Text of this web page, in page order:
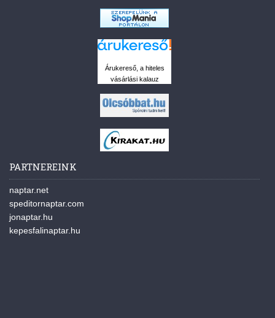
Árukereső, a hiteles
vásárlási kalauz
PARTNEREINK
naptar.net
speditornaptar.com
jonaptar.hu
kepesfalinaptar.hu